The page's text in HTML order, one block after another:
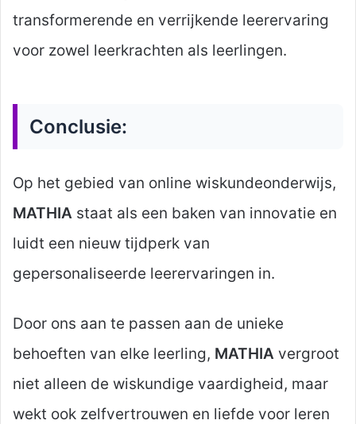
transformerende en verrijkende leerervaring
voor zowel leerkrachten als leerlingen.
Conclusie:
Op het gebied van online wiskundeonderwijs,
MATHIA staat als een baken van innovatie en
luidt een nieuw tijdperk van
gepersonaliseerde leerervaringen in.
Door ons aan te passen aan de unieke
behoeften van elke leerling, MATHIA vergroot
niet alleen de wiskundige vaardigheid, maar
wekt ook zelfvertrouwen en liefde voor leren